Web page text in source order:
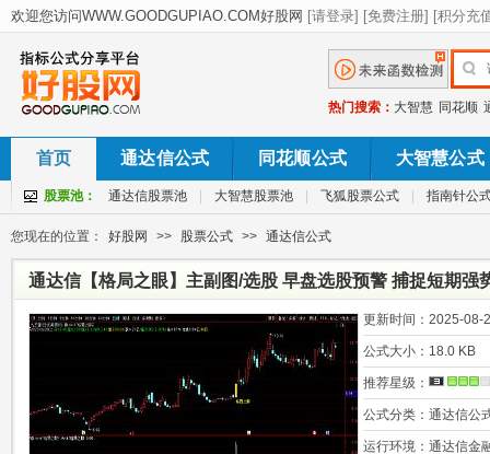
热门搜索： 大智慧 同花顺
首页 通达信公式 同花顺公式 大智慧公式
股票池： 通达信股票池 大智慧股票池 飞狐股票公式 指南针公
您现在的位置： 好股网 >> 股票公式 >> 通达信公式
通达信【格局之眼】主副图/选股 早盘选股预警 捕捉短期强
再次启动信号
更新时间： 2025-08-
公式大小： 18.0 KB
推荐星级：
公式分类： 通达信公
运行环境： 通达信金